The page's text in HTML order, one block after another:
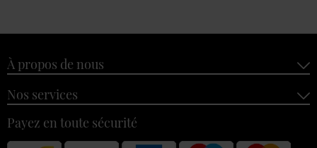
À propos de nous
Nos services
Payez en toute sécurité